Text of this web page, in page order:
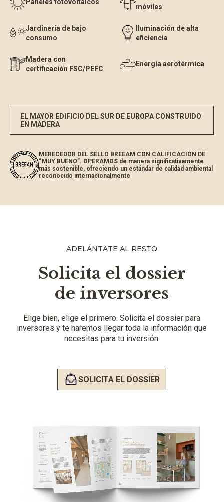
Paneles fotovoltaicos
móviles
Jardinería de bajo
consumo
Iluminación de alta
eficiencia
Madera con
certificación FSC/PEFC
Energía aerotérmica
EL MAYOR EDIFICIO DEL SUR DE EUROPA CONSTRUIDO
EN MADERA
MERECEDOR DEL SELLO BREEAM CON CALIFICACIÓN DE
“MUY BUENO”. OPERAMOS de manera significativamente
más sostenible, ofreciendo un estándar de calidad ambiental
reconocido internacionalmente
ADELÁNTATE AL RESTO
Solicita el dossier
de inversores
Elige bien, elige el primero. Solicita el dossier para
inversores y te haremos llegar toda la información que
necesitas para tu inversión.
SOLICITA EL DOSSIER